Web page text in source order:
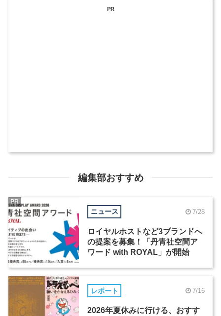
PR
編集部おすすめ
ニュース 7/28
ロイヤルホストなど3ブランドへ
の提案を募集！「丹青社空間ア
ワード with ROYAL」が開始
PR
レポート 7/16
2026年夏休みに行ける、おすす